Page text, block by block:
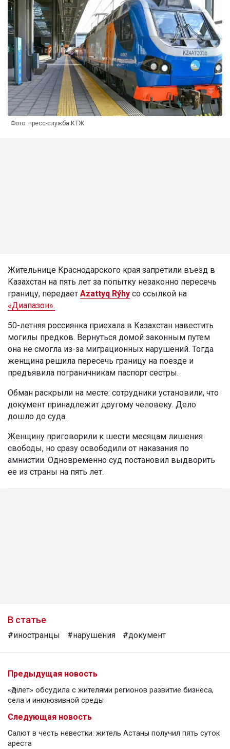
Фото: пресс-служба КТЖ
Жительнице Краснодарского края запретили въезд в
Казахстан на пять лет за попытку незаконно пересечь
границу, передает Azattyq Rýhy со ссылкой на
«Диапазон».
50-летняя россиянка приехала в Казахстан навестить
могилы предков. Вернуться домой законным путем
она не смогла из-за миграционных нарушений. Тогда
женщина решила пересечь границу на поезде и
предъявила пограничникам паспорт сестры.
Обман раскрыли на месте: сотрудники установили, что
документ принадлежит другому человеку. Дело
дошло до суда.
Женщину приговорили к шести месяцам лишения
свободы, но сразу освободили от наказания по
амнистии. Одновременно суд постановил выдворить
ее из страны на пять лет.
В статье
#иностранцы #нарушения #документ
Предыдущая новость
«Әділет» обсудила с жителями регионов развитие бизнеса,
села и инклюзивной среды
Следующая новость
Салют в честь невестки: житель Астаны получил пять суток
ареста